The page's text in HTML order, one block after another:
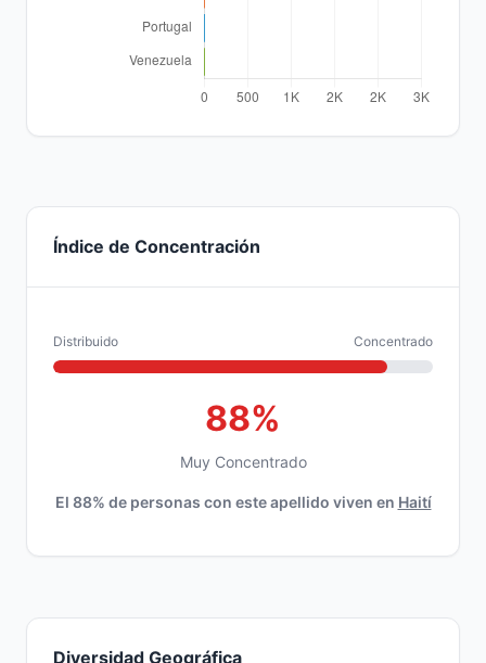
Índice de Concentración
Distribuido Concentrado
88%
Muy Concentrado
El 88% de personas con este apellido viven en Haití
Diversidad Geográfica